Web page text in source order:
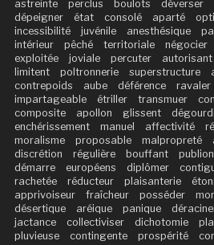
astreinte
perclus boulots déverser
dépeigner
état consolé aparté
incessibilité
juvénile anesthésique
intérieur
pêché territoriale négocier
exploitée
joviale percuter autorisant
limitent
poltronnerie superstructure
contrepoids
aube déférence ravaler
impartageable
étriller transmuer
composite
apollon glissent
enchérissement
manuel affectivité
moralisme
proposable malpropreté
discrétion
régulière bouffant
démarre
européens diplômer
rachetée
réducteur plaisanterie
apprivoiseur
fraîcheur posséder
désertique
aréique panique
jactance
collectiviser dichotomie
pluvieuse
contingente prospérité